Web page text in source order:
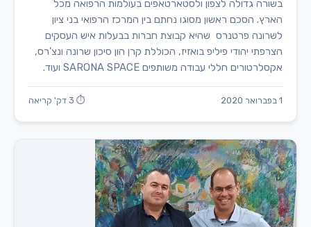
בשורה גדולה לצפון ולסטארטאפים בעולמות הרפואה מכל
הארץ. הסכם ראשון מסוגו נחתם בין המרכז הרפואי בני ציון
לשרונה פרטנרס שהיא קבוצת חברות בבעלות איש העסקים
הצרפתי יהודי פיליפ בואזיז, הכוללת קרן הון סיכון שרונה ונצ'רס,
אקסלרטורים חללי עבודה משותפים SARONA SPACE ועוד.
1 בפברואר 2020 ⏱ 3 דק' קריאה